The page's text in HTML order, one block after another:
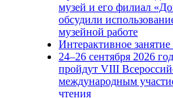
музей и его филиал
обсудили
музейной работе
Интерактивное
24–26 сентября 2026
пройдут VIII
международным
чтения